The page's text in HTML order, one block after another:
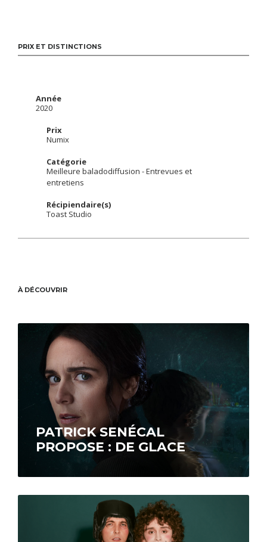
PRIX ET DISTINCTIONS
Année
2020
Prix
Numix
Catégorie
Meilleure baladodiffusion - Entrevues et
entretiens
Récipiendaire(s)
Toast Studio
À DÉCOUVRIR
PATRICK SENÉCAL
PROPOSE : DE GLACE
Désormeaux-Poulin) et Yves (Iannicko N’Doua)
(Gabriel Dubois-Michaud), orphelin…